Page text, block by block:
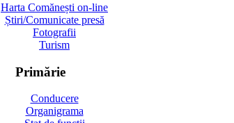
Harta Comănești on-line
Știri/Comunicate presă
Fotografii
Turism
Primărie
Conducere
Organigrama